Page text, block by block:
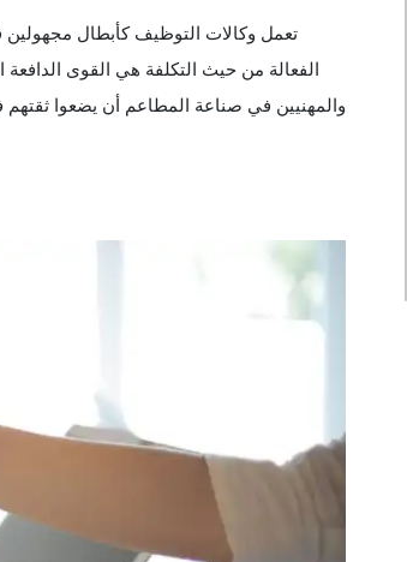
تعمل وكالات التوظيف كأبطال
الفعالة من حيث التكلفة هي القوى
والمهنيين في صناعة المطاعم أن يضعوا